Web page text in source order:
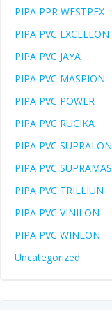
PIPA PPR WESTPEX
PIPA PVC EXCELLON
PIPA PVC JAYA
PIPA PVC MASPION
PIPA PVC POWER
PIPA PVC RUCIKA
PIPA PVC SUPRALON
PIPA PVC SUPRAMAS
PIPA PVC TRILLIUN
PIPA PVC VINILON
PIPA PVC WINLON
Uncategorized